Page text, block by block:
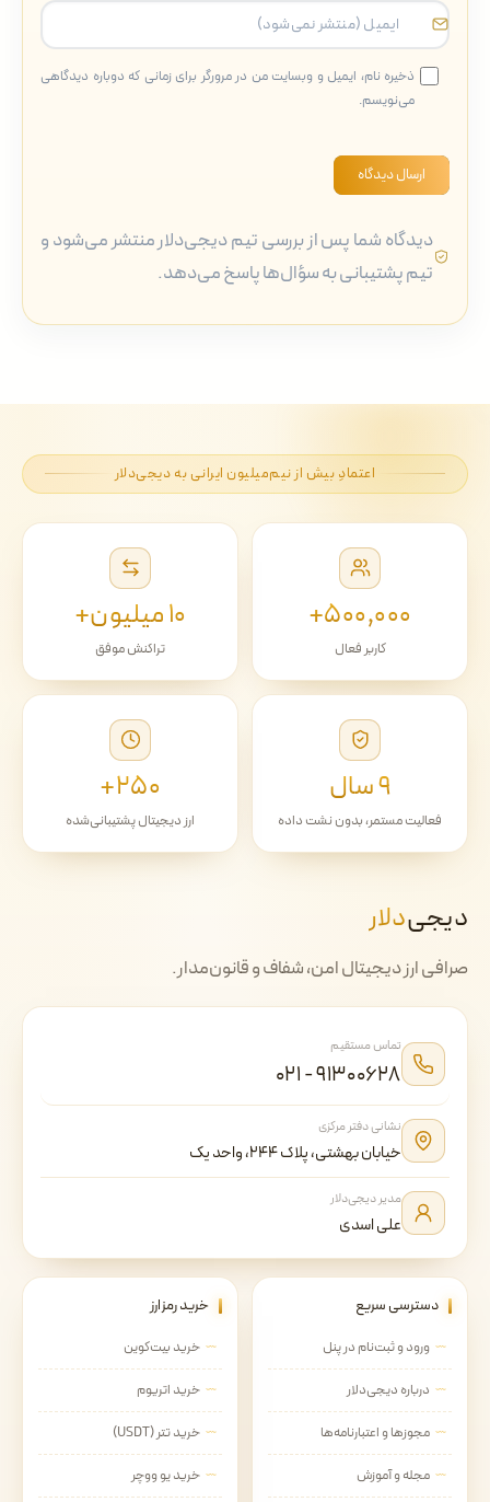
ذخیره نام، ایمیل و وبسایت من در مرورگر برای زمانی که دوباره دیدگاهی
می‌نویسم.
ارسال دیدگاه
دیدگاه شما پس از بررسی تیم دیجی‌دلار منتشر می‌شود و
تیم پشتیبانی به سؤال‌ها پاسخ می‌دهد.
اعتمادِ بیش از نیم‌میلیون ایرانی به دیجی‌دلار
۵۰۰٬۰۰۰+
کاربر فعال
۱۰ میلیون+
تراکنش موفق
۹ سال
فعالیت مستمر، بدون نشت داده
۲۵۰+
ارز دیجیتال پشتیبانی‌شده
دیجی‌دلار
صرافی ارز دیجیتال امن، شفاف و قانون‌مدار.
تماس مستقیم
۰۲۱ - ۹۱۳۰۰۶۲۸
نشانی دفتر مرکزی
خیابان بهشتی، پلاک ۲۴۴، واحد یک
مدیر دیجی‌دلار
علی اسدی
دسترسی سریع
ورود و ثبت‌نام در پنل
درباره دیجی‌دلار
مجوزها و اعتبارنامه‌ها
مجله و آموزش
خرید رمزارز
خرید بیت‌کوین
خرید اتریوم
خرید تتر (USDT)
خرید یو ووچر